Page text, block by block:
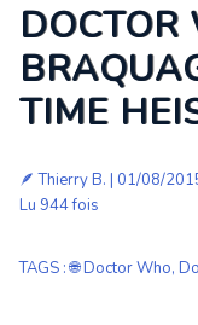
TIME
🪶Thierry B. | 01/08/
Lu 944 fois
TAGS :🌐 Doctor Who,